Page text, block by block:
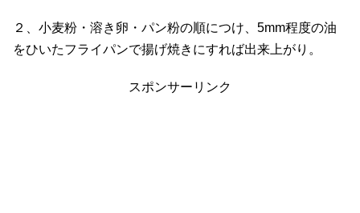
２、小麦粉・溶き卵・パン粉の順につけ、5mm程度の油
をひいたフライパンで揚げ焼きにすれば出来上がり。
スポンサーリンク